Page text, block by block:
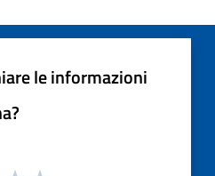
le informazioni